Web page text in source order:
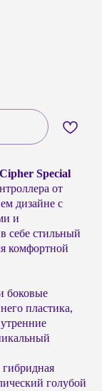
Special
от
дизайне с
и
себе стильный
комфортной
боковые
пластика,
голубой